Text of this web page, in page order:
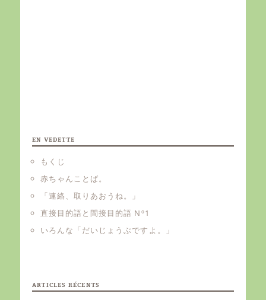
EN VEDETTE
もくじ
赤ちゃんことば。
「連絡、取りあおうね。」
直接目的語と間接目的語 Nº1
いろんな「だいじょうぶですよ。」
ARTICLES RÉCENTS